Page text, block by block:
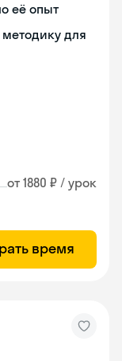
её опыт
для
от 1880 ₽ / урок
время